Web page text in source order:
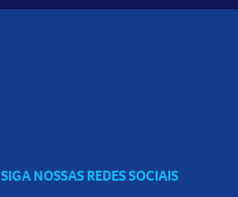
SIGA NOSSAS REDES SOCIAIS